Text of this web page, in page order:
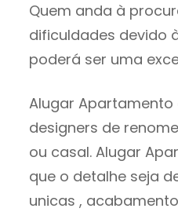
Quem anda à
dificuldades devido
poderá ser uma
Alugar
designers de
ou casal. Alugar
que o detalhe seja
unicas ,